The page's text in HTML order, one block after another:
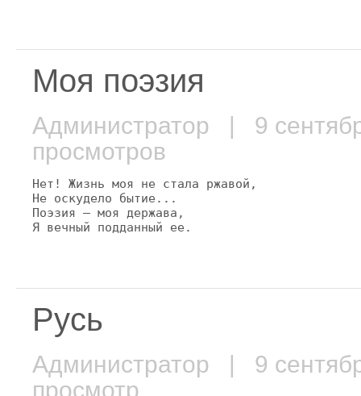
Моя поэзия
Администратор | 9
просмотров
Нет! Жизнь моя не стала ржавой,
Не оскудело бытие...
Поэзия — моя держава,
Я вечный подданный ее.
Русь
Администратор | 9
просмотр